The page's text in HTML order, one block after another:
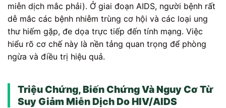
miễn dịch mắc phải). Ở giai đoạn AIDS, người bệnh rất
dễ mắc các bệnh nhiễm trùng cơ hội và các loại ung
thư hiếm gặp, đe dọa trực tiếp đến tính mạng. Việc
hiểu rõ cơ chế này là nền tảng quan trọng để phòng
ngừa và điều trị hiệu quả.
Triệu Chứng, Biến Chứng Và Nguy Cơ Từ
Suy Giảm Miễn Dịch Do HIV/AIDS